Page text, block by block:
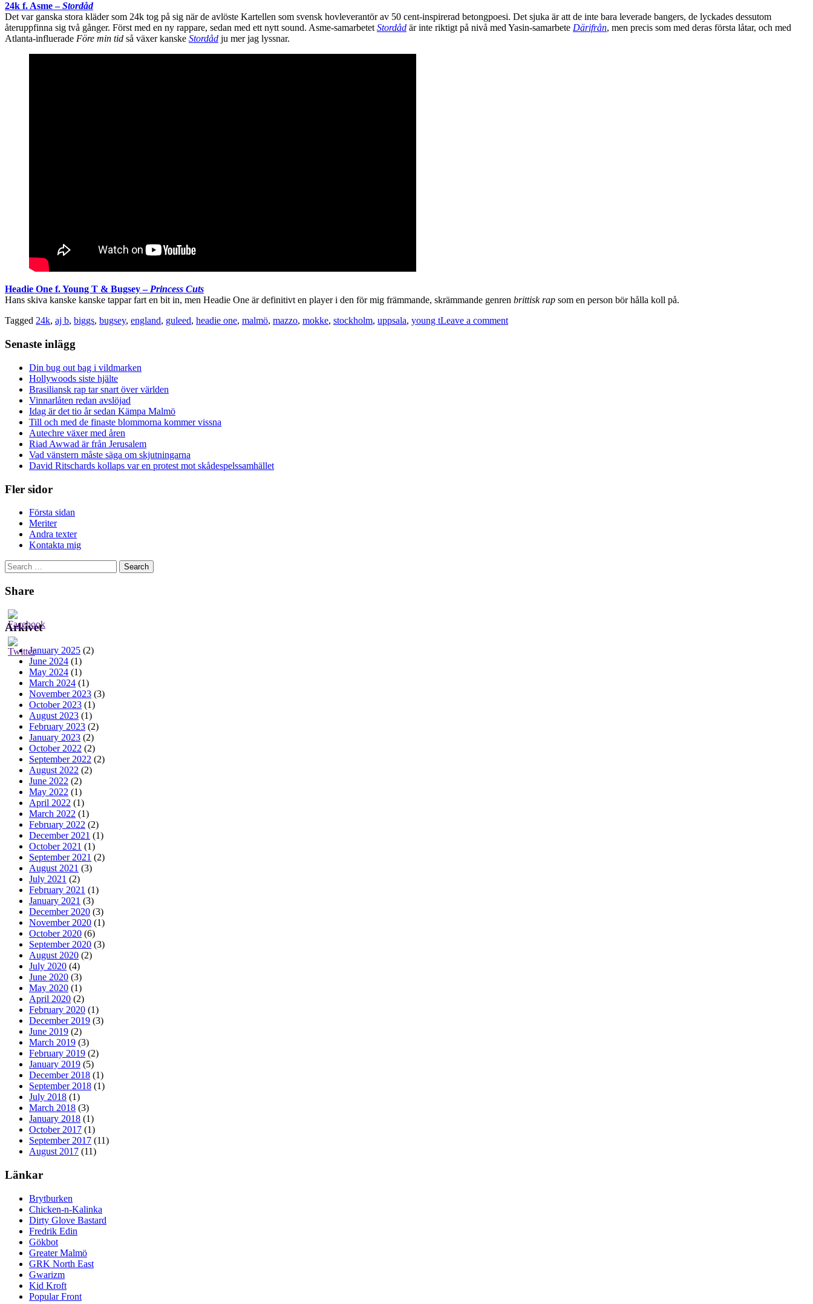
24k f. Asme –Stordåd
Det var ganska stora kläder som 24k tog på sig när de avlöste Kartellen som svensk hovleverantör av 50 cent-inspirerad betongpoesi. Det sjuka är att de inte bara leverade bangers, de lyckades dessutom
återuppfinna sig två gånger. Först med en ny rappare, sedan med ett nytt sound. Asme-samarbetetStordåd är inte riktigt på nivå med Yasin-samarbete Därifrån, men precis som med deras första låtar, och med
Atlanta-influerade Före min tid så växer kanske Stordåd ju mer jag lyssnar.
Headie One f. Young T & Bugsey –Princess Cuts
Hans skiva kanske kanske tappar fart en bit in, men Headie One är definitivt en player i den för mig främmande, skrämmande genren brittisk rap som en person bör hålla koll på.
Tagged 24k, aj b, biggs, bugsey, england, guleed, headie one, malmö, mazzo, mokke, stockholm, uppsala, young tLeave a comment
Senaste inlägg
Din bug out bag i vildmarken
Hollywoods siste hjälte
Brasiliansk rap tar snart över världen
Vinnarlåten redan avslöjad
Idag är det tio år sedan Kämpa Malmö
Till och med de finaste blommorna kommer vissna
Autechre växer med åren
Riad Awwad är från Jerusalem
Vad vänstern måste säga om skjutningarna
David Ritschards kollaps var en protest mot skådespelssamhället
Fler sidor
Första sidan
Meriter
Andra texter
Kontakta mig
Search
for:
Share
Arkivet
January 2025 (2)
June 2024 (1)
May 2024 (1)
March 2024 (1)
November 2023 (3)
October 2023 (1)
August 2023 (1)
February 2023 (2)
January 2023 (2)
October 2022 (2)
September 2022 (2)
August 2022 (2)
June 2022 (2)
May 2022 (1)
April 2022 (1)
March 2022 (1)
February 2022 (2)
December 2021 (1)
October 2021 (1)
September 2021 (2)
August 2021 (3)
July 2021 (2)
February 2021 (1)
January 2021 (3)
December 2020 (3)
November 2020 (1)
October 2020 (6)
September 2020 (3)
August 2020 (2)
July 2020 (4)
June 2020 (3)
May 2020 (1)
April 2020 (2)
February 2020 (1)
December 2019 (3)
June 2019 (2)
March 2019 (3)
February 2019 (2)
January 2019 (5)
December 2018 (1)
September 2018 (1)
July 2018 (1)
March 2018 (3)
January 2018 (1)
October 2017 (1)
September 2017 (11)
August 2017 (11)
Länkar
Brytburken
Chicken-n-Kalinka
Dirty Glove Bastard
Fredrik Edin
Gökbot
Greater Malmö
GRK North East
Gwarizm
Kid Kroft
Popular Front